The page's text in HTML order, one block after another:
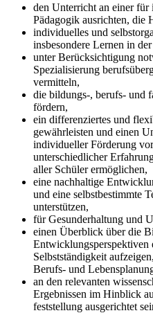
den Unterricht an einer für
Pädagogik ausrichten, die
individuelles und
insbesondere Lernen in
unter Berücksichtigung
Spezialisierung
vermitteln,
die bildungs-, berufs- und
fördern,
ein differenziertes und
gewährleisten und einen
individueller Förderung
unterschiedlicher
aller Schüler ermöglichen,
eine nachhaltige
und eine selbstbestimmte
unterstützen,
für Gesunderhaltung und
einen Überblick über die
Entwicklungsperspektiven
Selbstständigkeit
Berufs- und
an den relevanten
Ergebnissen im Hinblick
feststellung ausgerichtet